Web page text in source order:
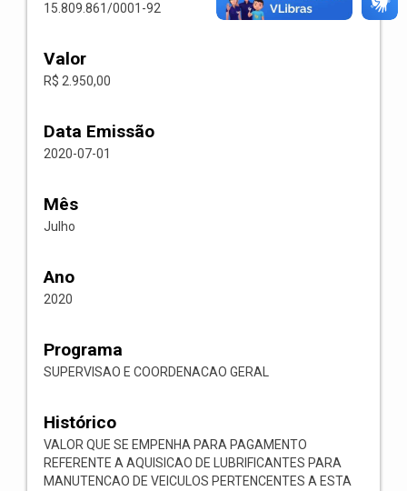
15.809.861/0001-92
Valor
R$ 2.950,00
Data Emissão
2020-07-01
Mês
Julho
Ano
2020
Programa
SUPERVISAO E COORDENACAO GERAL
Histórico
VALOR QUE SE EMPENHA PARA PAGAMENTO
REFERENTE A AQUISICAO DE LUBRIFICANTES PARA
MANUTENCAO DE VEICULOS PERTENCENTES A ESTA